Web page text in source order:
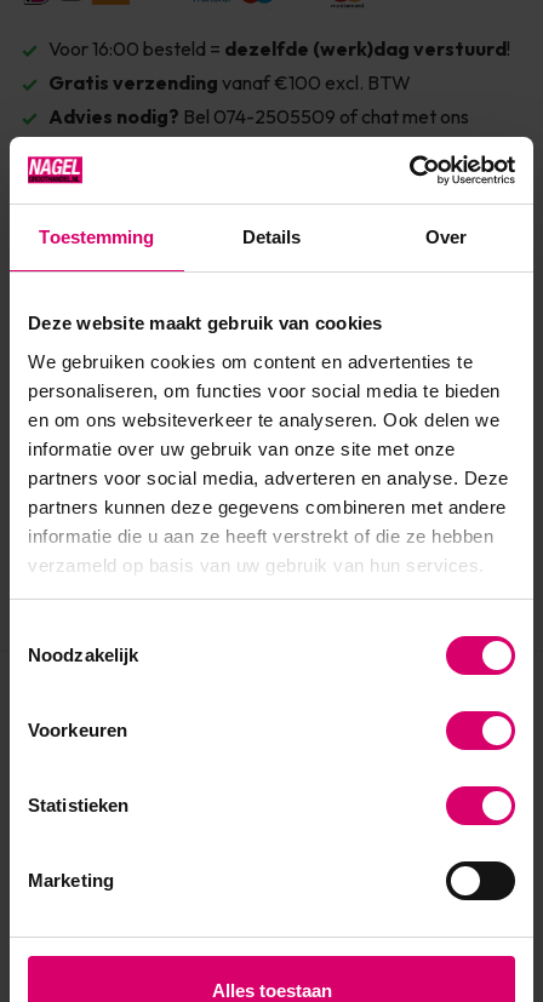
Toestemming Details Over
Deze website maakt gebruik van cookies
We gebruiken cookies om content en advertenties te
personaliseren, om functies voor social media te bieden
en om ons websiteverkeer te analyseren. Ook delen we
informatie over uw gebruik van onze site met onze
partners voor social media, adverteren en analyse. Deze
partners kunnen deze gegevens combineren met andere
informatie die u aan ze heeft verstrekt of die ze hebben
verzameld op basis van uw gebruik van hun services.
Noodzakelijk
Voorkeuren
Statistieken
Marketing
Alles toestaan
Voor 16:00 besteld = dezelfde (werk)dag verstuurd!
Gratis verzending vanaf €100 excl. BTW
Advies nodig? Bel 074-2505509 of chat met ons